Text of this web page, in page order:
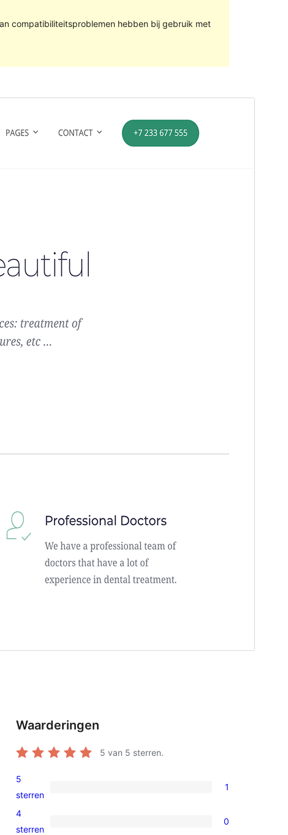
compatibiliteitsproblemen hebben bij gebruik met
Versie
12 januari 2021
Waarderingen
5 van 5 sterren.
1
5
ster
5
sterren
1
0
4
sterren
0